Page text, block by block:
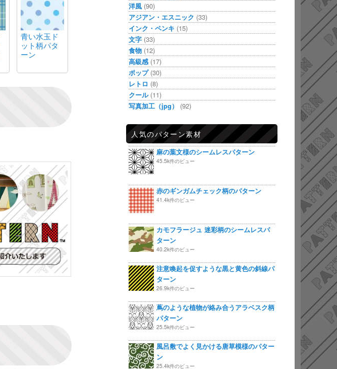
青い水玉ド
ット柄パタ
ーン
洋風 (90)
アジアン・エスニック (33)
インク・ペンキ (15)
文字 (33)
食物 (12)
高級感 (17)
ポップ(30)
レトロ (8)
クール(11)
写真加工（jpg）
(92)
人気のパターン素材
麻の葉文様のシームレスパターン
45.5k件のビュー
赤のギンガムチェック柄のパターン
41.4k件のビュー
カモフラージュ 迷彩柄のシームレスパ
ターン
40.2k件のビュー
注意喚起を促すような黒と黄色の斜線パ
ターン
26.9k件のビュー
蔦のような植物が絡み合うアラベスク柄
パターン
25.5k件のビュー
風呂敷でよく見かける唐草模様のパター
ン
25.4k件のビュー